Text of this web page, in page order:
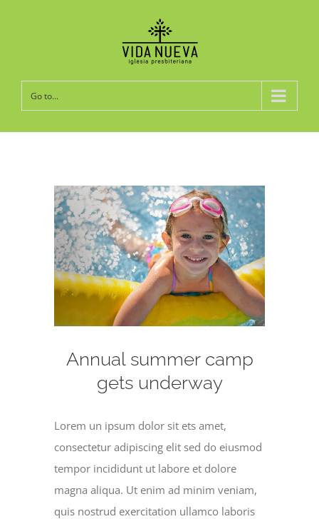
Go to...
View
Larger
Image
Annual summer camp
gets underway
Lorem un ipsum dolor sit ets amet,
consectetur adipiscing elit sed do eiusmod
tempor incididunt ut labore et dolore
magna aliqua. Ut enim ad minim veniam,
quis nostrud exercitation ullamco laboris